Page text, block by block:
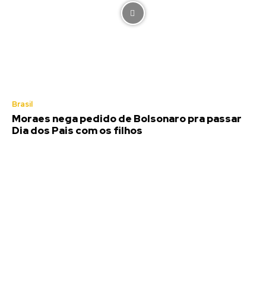
Brasil
Moraes nega pedido de Bolsonaro pra passar
Dia dos Pais com os filhos